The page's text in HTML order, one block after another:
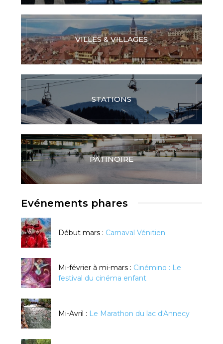
VILLES & VILLAGES
STATIONS
PATINOIRE
Evénements phares
Début mars : Carnaval Vénitien
Mi-février à mi-mars : Cinémino : Le
festival du cinéma enfant
Mi-Avril : Le Marathon du lac d'Annecy